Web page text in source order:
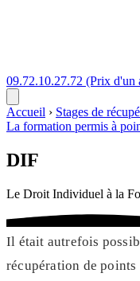
09.72.10.27.72 (Prix d'un
Accueil › Stages de
La formation permis à
DIF
Le Droit Individuel à la
Il était autrefois
récupération de